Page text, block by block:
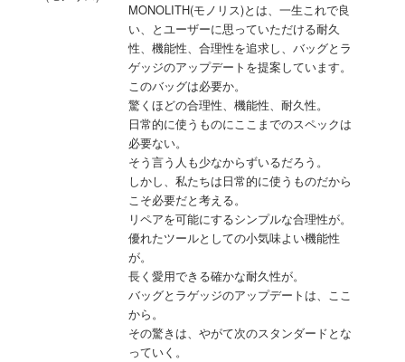
MONOLITH(モノリス)とは、一生これで良
い、とユーザーに思っていただける耐久
性、機能性、合理性を追求し、バッグとラ
ゲッジのアップデートを提案しています。
このバッグは必要か。
驚くほどの合理性、機能性、耐久性。
日常的に使うものにここまでのスペックは
必要ない。
そう言う人も少なからずいるだろう。
しかし、私たちは日常的に使うものだから
こそ必要だと考える。
リペアを可能にするシンプルな合理性が。
優れたツールとしての小気味よい機能性
が。
長く愛用できる確かな耐久性が。
バッグとラゲッジのアップデートは、ここ
から。
その驚きは、やがて次のスタンダードとな
っていく。